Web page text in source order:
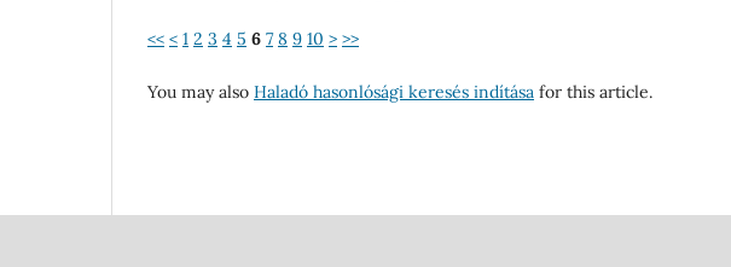
<< < 1 2 3 4 5 6 7 8 9 10 > >>
You may also Haladó hasonlósági keresés indítása for this article.